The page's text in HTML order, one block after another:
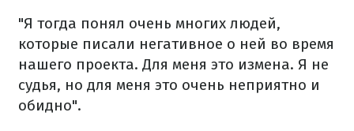
"Я тогда понял очень многих людей,
которые писали негативное о ней во время
нашего проекта. Для меня это измена. Я не
судья, но для меня это очень неприятно и
обидно".